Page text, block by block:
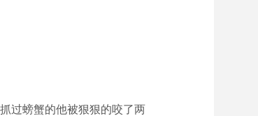
过螃蟹的他被狠狠的咬了两